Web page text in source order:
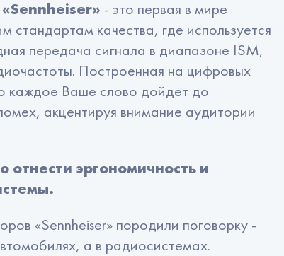
- это первая в мире
качества, где используется
передача сигнала в диапазоне ISM,
Построенная на цифровых
каждое Ваше слово дойдет до
акцентируя внимание аудитории
эргономичность и
«Sennheiser» породили поговорку -
а в радиосистемах.